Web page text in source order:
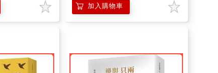
加入購物車